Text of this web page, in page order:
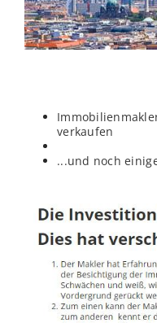
verkaufen
...und noch